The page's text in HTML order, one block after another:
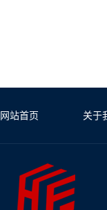
网站首页 关于